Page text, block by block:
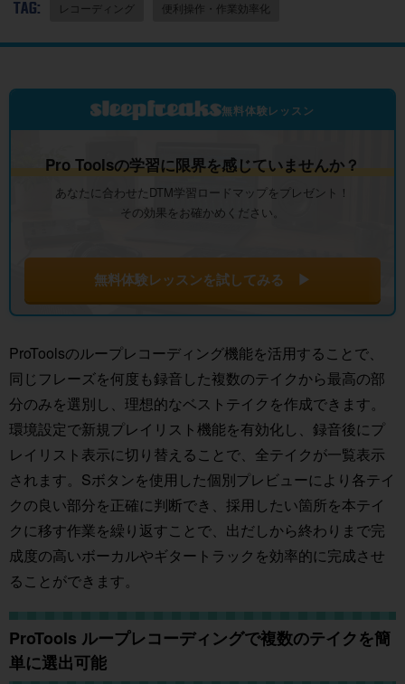
TAG: レコーディング 便利操作・作業効率化
無料体験レッスン
Pro Toolsの学習に限界を感じていませんか？
あなたに合わせたDTM学習ロードマップをプレゼント！
その効果をお確かめください。
無料体験レッスンを試してみる ▶
ProToolsのループレコーディング機能を活用することで、
同じフレーズを何度も録音した複数のテイクから最高の部
分のみを選別し、理想的なベストテイクを作成できます。
環境設定で新規プレイリスト機能を有効化し、録音後にプ
レイリスト表示に切り替えることで、全テイクが一覧表示
されます。Sボタンを使用した個別プレビューにより各テイ
クの良い部分を正確に判断でき、採用したい箇所を本テイ
クに移す作業を繰り返すことで、出だしから終わりまで完
成度の高いボーカルやギタートラックを効率的に完成させ
ることができます。
ProTools ループレコーディングで複数のテイクを簡
単に選出可能